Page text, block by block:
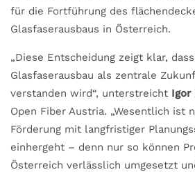
für die Fortführung des
Glasfaserausbaus in Österreich.
„Diese Entscheidung zeigt klar,
Glasfaserausbau als zentrale
verstanden wird“, unterstreicht Igor
Open Fiber Austria. „Wesentlich ist
Förderung mit langfristiger
einhergeht – denn nur so können
Österreich verlässlich umgesetzt